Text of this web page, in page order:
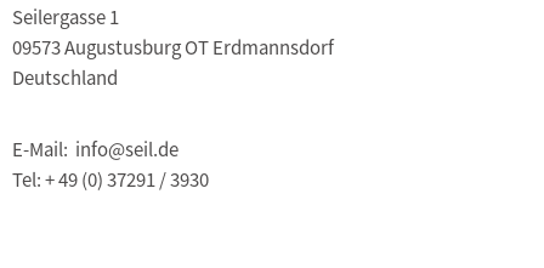
Seilergasse 1
09573 Augustusburg OT Erdmannsdorf
Deutschland
E-Mail: info@seil.de
Tel: + 49 (0) 37291 / 3930